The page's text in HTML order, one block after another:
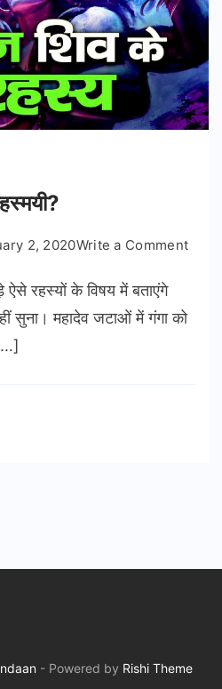
2, 2020Write a Commenton
क्यों
रहस्यों के विषय में बताएंगे
सुना। महादेव जटाओं में गंगा को
- Powered by Rishi Theme